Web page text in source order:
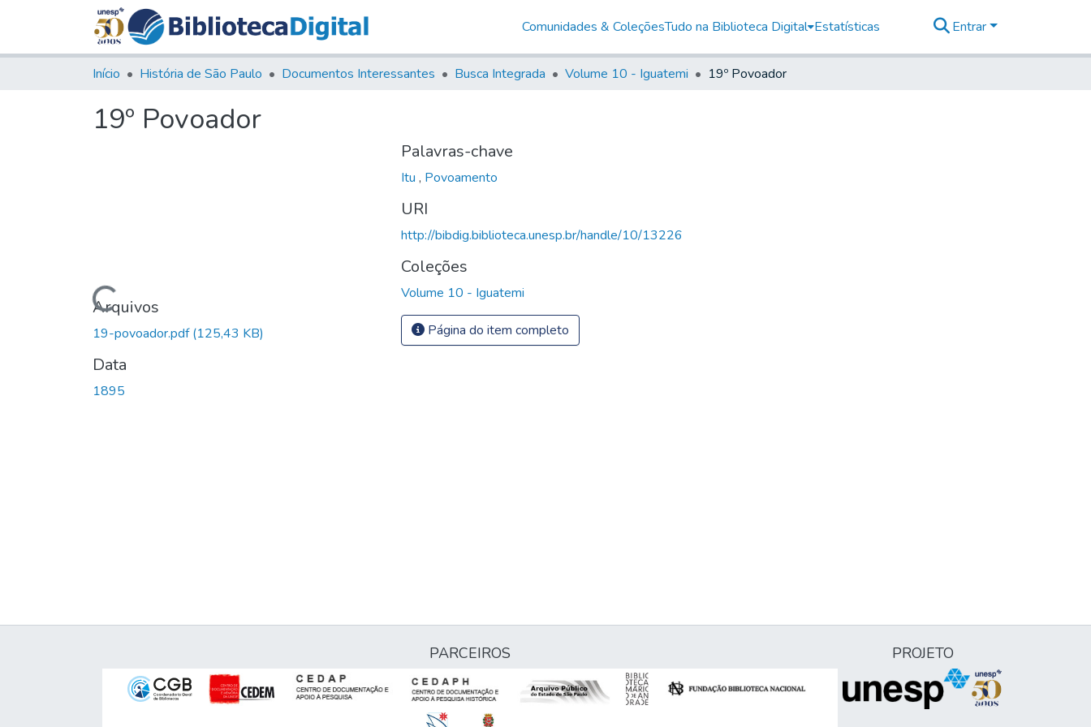
Comunidades & ColeçõesTudo na Biblioteca Digital Estatísticas Entrar
Início História de São Paulo Documentos Interessantes Busca Integrada Volume 10 - Iguatemi 19º Povoador
19º Povoador
Carregando...
Arquivos
19-povoador.pdf(125,43 KB)
Data
1895
Palavras-chave
Itu , Povoamento
URI
http://bibdig.biblioteca.unesp.br/handle/10/13226
Coleções
Volume 10 - Iguatemi
Página do item completo
PARCEIROS PROJETO